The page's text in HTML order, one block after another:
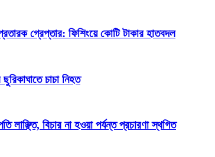
গ্রেপ্তার: ফিশিংয়ে কোটি টাকার হাতবদল
চাচা নিহত
লাঞ্ছিত, বিচার না হওয়া পর্যন্ত প্রচারণা স্থগিত